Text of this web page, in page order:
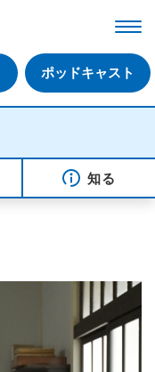
ポッドキャスト
知る